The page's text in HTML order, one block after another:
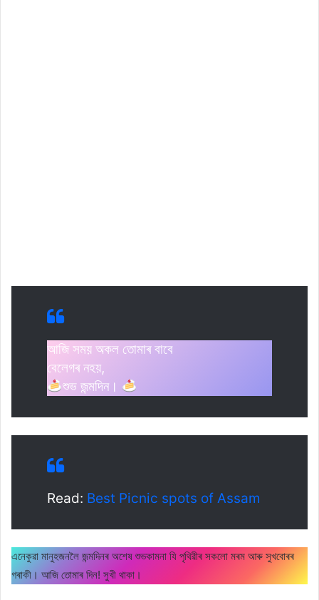
আজি সময় অকল তোমাৰ বাবে
বেলেগৰ নহয়,
শুভ জন্মদিন।
Read: Best Picnic spots of Assam
এনেকুৱা মানুহজনলৈ জন্মদিনৰ অশেষ শুভকামনা যি পৃথিৱীৰ সকলো মৰম আৰু সুখবোৰৰ
গৰাকী। আজি তোমাৰ দিন! সুখী থাকা।